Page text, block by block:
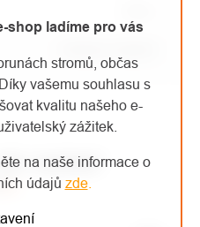
shop ladíme pro vás
stromů, občas
vašemu souhlasu s
kvalitu našeho e-
zážitek.
na naše informace o
údajů zde.
ZAJÍMAT